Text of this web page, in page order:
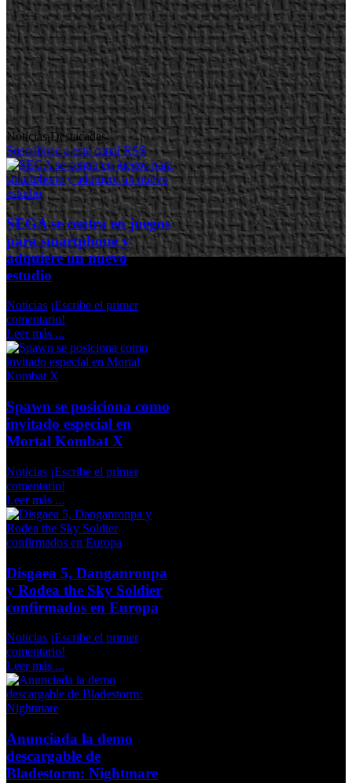
Noticias Destacadas
Suscribirse a este canal RSS
SEGA se centra en juegos
para smartphone y
adquiere un nuevo
estudio
Noticias ¡Escribe el primer
comentario!
Leer más ...
Spawn se posiciona como
invitado especial en
Mortal Kombat X
Noticias ¡Escribe el primer
comentario!
Leer más ...
Disgaea 5, Danganronpa
y Rodea the Sky Soldier
confirmados en Europa
Noticias ¡Escribe el primer
comentario!
Leer más ...
Anunciada la demo
descargable de
Bladestorm: Nightmare